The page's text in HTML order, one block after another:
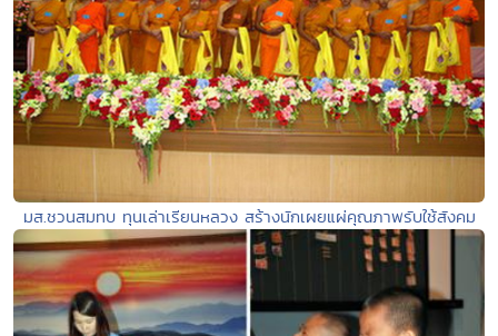
มส.ชวนสมทบ ทุนเล่าเรียนหลวง สร้างนักเผยแผ่คุณภาพรับใช้สังคม